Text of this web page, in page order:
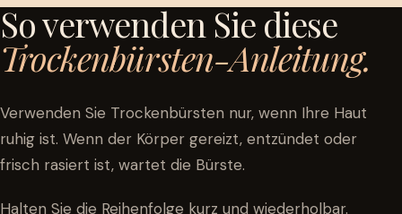
So verwenden Sie diese
Trockenbürsten-Anleitung.
Verwenden Sie Trockenbürsten nur, wenn Ihre Haut
ruhig ist. Wenn der Körper gereizt, entzündet oder
frisch rasiert ist, wartet die Bürste.
Halten Sie die Reihenfolge kurz und wiederholbar.